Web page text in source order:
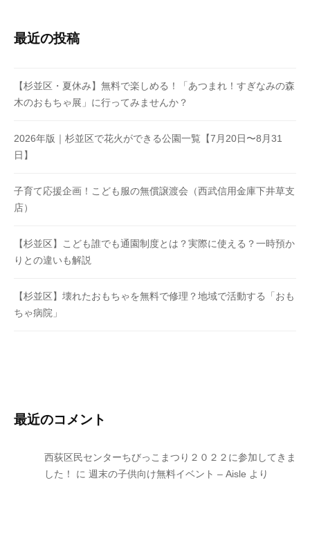
最近の投稿
【杉並区・夏休み】無料で楽しめる！「あつまれ！すぎなみの森
木のおもちゃ展」に行ってみませんか？
2026年版｜杉並区で花火ができる公園一覧【7月20日〜8月31
日】
子育て応援企画！こども服の無償譲渡会（西武信用金庫下井草支
店）
【杉並区】こども誰でも通園制度とは？実際に使える？一時預か
りとの違いも解説
【杉並区】壊れたおもちゃを無料で修理？地域で活動する「おも
ちゃ病院」
最近のコメント
西荻区民センターちびっこまつり２０２２に参加してきま
した！
に 週末の子供向け無料イベント – Aisle より